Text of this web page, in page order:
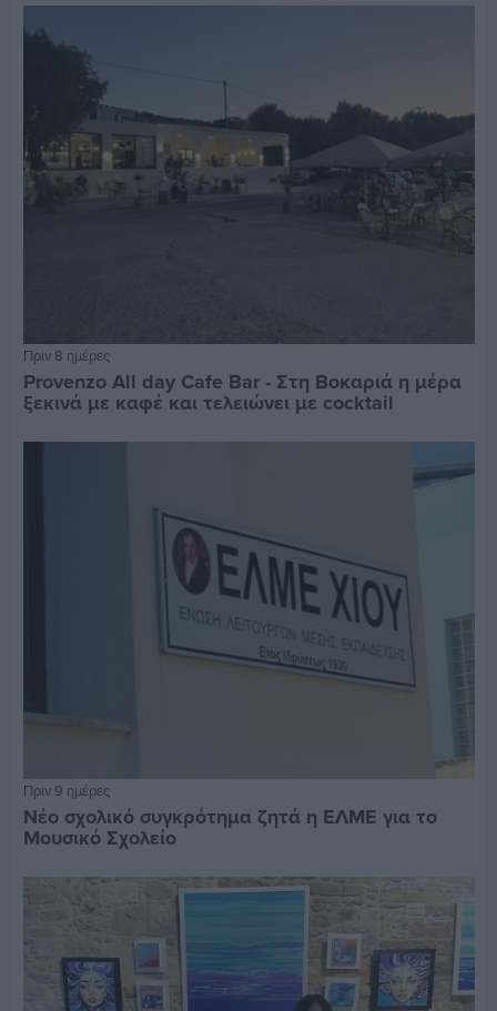
Πριν 8 ημέρες
Provenzo All day Cafe Bar - Στη Βοκαριά η μέρα
ξεκινά με καφέ και τελειώνει με cocktail
Πριν 9 ημέρες
Νέο σχολικό συγκρότημα ζητά η ΕΛΜΕ για το
Μουσικό Σχολείο